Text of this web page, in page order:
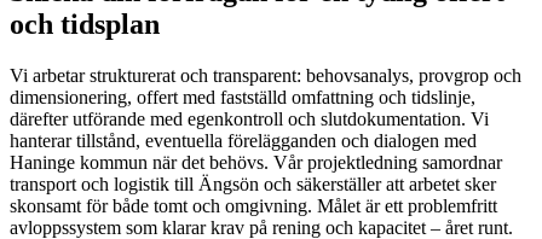
och tidsplan
Vi arbetar strukturerat och transparent: behovsanalys, provgrop och
dimensionering, offert med fastställd omfattning och tidslinje,
därefter utförande med egenkontroll och slutdokumentation. Vi
hanterar tillstånd, eventuella förelägganden och dialogen med
Haninge kommun när det behövs. Vår projektledning samordnar
transport och logistik till Ängsön och säkerställer att arbetet sker
skonsamt för både tomt och omgivning. Målet är ett problemfritt
avloppssystem som klarar krav på rening och kapacitet – året runt.